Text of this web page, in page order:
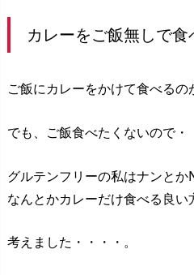
カレーをご飯無しで食
ご飯にカレーをかけて食べるの
でも、ご飯食べたくないので・
グルテンフリーの私はナンとか
なんとかカレーだけ食べる良い
考えました・・・・。